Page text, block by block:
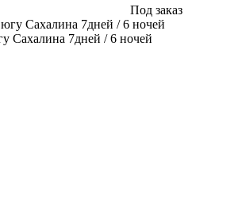
Под заказ
Сахалина 7дней / 6 ночей